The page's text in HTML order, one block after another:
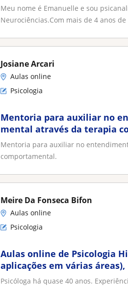
Meu nome é Emanuelle e sou
Neurociências.Com mais de 4 anos
Josiane Arcari
Aulas online
Psicologia
Mentoria para auxiliar no
mental através da terapia
Mentoria para auxiliar no
comportamental.
Meire Da Fonseca Bifon
Aulas online
Psicologia
Aulas online de Psicologia
aplicações em várias
Superdotação, e Sociedade
Psicóloga há quase 40 anos.